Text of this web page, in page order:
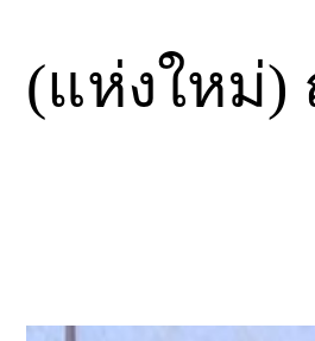
(แห่งใหม่)